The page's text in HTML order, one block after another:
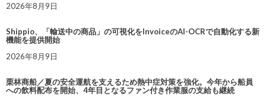
2026年8月9日
Shippio、「輸送中の商品」の可視化をInvoiceのAI-OCRで自動化する新
機能を提供開始
2026年8月9日
栗林商船／夏の安全運航を支えるため熱中症対策を強化。今年から船員
への飲料配布を開始、4年目となるファン付き作業服の支給も継続